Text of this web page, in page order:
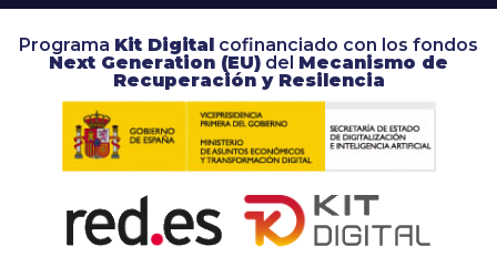
Programa Kit Digital cofinanciado con los fondos
Next Generation (EU) del Mecanismo de
Recuperación y Resilencia